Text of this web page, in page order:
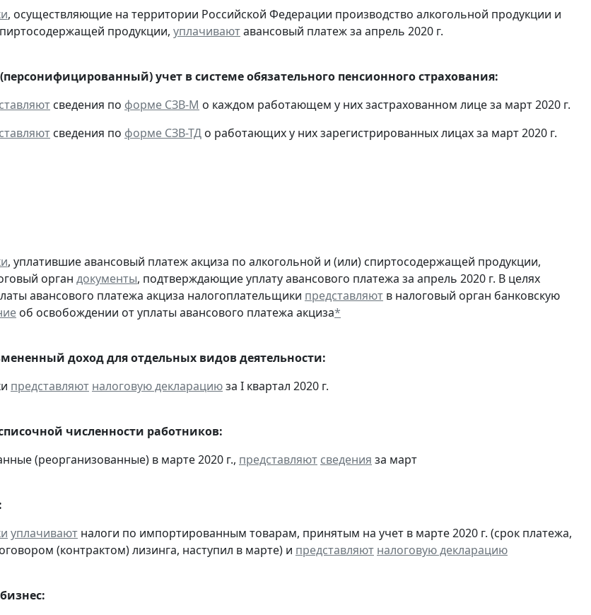
, осуществляющие на территории Российской Федерации производство алкогольной продукции и
продукции, уплачиваютавансовый платеж за апрель 2020 г.
учет в системе обязательного пенсионного страхования:
сведения по форме СЗВ-М о каждом работающем у них застрахованном лице за март 2020 г.
сведения по форме СЗВ-ТД о работающих у них зарегистрированных лицах за март 2020 г.
, уплатившие авансовый платеж акциза по алкогольной и (или) спиртосодержащей продукции,
орган документы, подтверждающие уплату авансового платежа за апрель 2020 г. В целях
авансового платежа акциза налогоплательщики представляют в налоговый орган банковскую
об освобождении от уплаты авансового платежа акциза*
доход для отдельных видов деятельности:
представляют налоговую декларациюза I квартал 2020 г.
численности работников:
(реорганизованные) в марте 2020 г., представляют сведения за март
уплачивают налоги по импортированным товарам, принятым на учет в марте 2020 г. (срок платежа,
(контрактом) лизинга, наступил в марте) и представляют налоговую декларацию